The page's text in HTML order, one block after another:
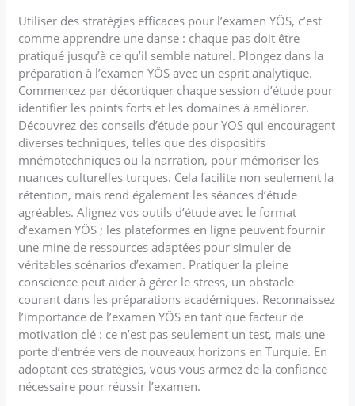
Utiliser des stratégies efficaces pour l’examen YÖS, c’est
comme apprendre une danse : chaque pas doit être
pratiqué jusqu’à ce qu’il semble naturel. Plongez dans la
préparation à l’examen YÖS avec un esprit analytique.
Commencez par décortiquer chaque session d’étude pour
identifier les points forts et les domaines à améliorer.
Découvrez des conseils d’étude pour YÖS qui encouragent
diverses techniques, telles que des dispositifs
mnémotechniques ou la narration, pour mémoriser les
nuances culturelles turques. Cela facilite non seulement la
rétention, mais rend également les séances d’étude
agréables. Alignez vos outils d’étude avec le format
d’examen YÖS ; les plateformes en ligne peuvent fournir
une mine de ressources adaptées pour simuler de
véritables scénarios d’examen. Pratiquer la pleine
conscience peut aider à gérer le stress, un obstacle
courant dans les préparations académiques. Reconnaissez
l’importance de l’examen YÖS en tant que facteur de
motivation clé : ce n’est pas seulement un test, mais une
porte d’entrée vers de nouveaux horizons en Turquie. En
adoptant ces stratégies, vous vous armez de la confiance
nécessaire pour réussir l’examen.